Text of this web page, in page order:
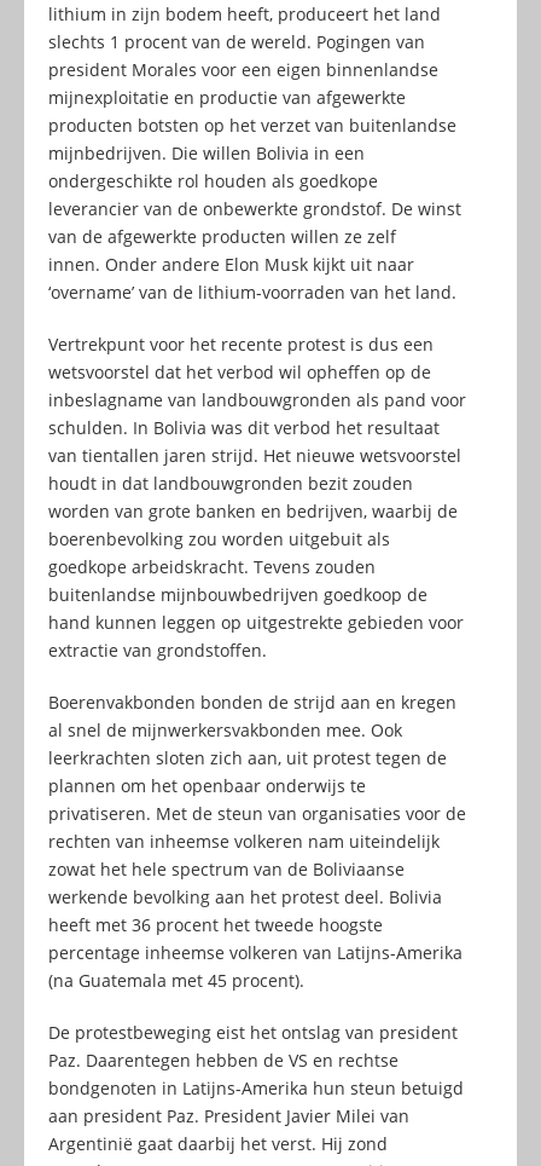
lithium in zijn bodem heeft, produceert het land
slechts 1 procent van de wereld. Pogingen van
president Morales voor een eigen binnenlandse
mijnexploitatie en productie van afgewerkte
producten botsten op het verzet van buitenlandse
mijnbedrijven. Die willen Bolivia in een
ondergeschikte rol houden als goedkope
leverancier van de onbewerkte grondstof. De winst
van de afgewerkte producten willen ze zelf
innen. Onder andere Elon Musk kijkt uit naar
‘overname’ van de lithium-voorraden van het land.
Vertrekpunt voor het recente protest is dus een
wetsvoorstel dat het verbod wil opheffen op de
inbeslagname van landbouwgronden als pand voor
schulden. In Bolivia was dit verbod het resultaat
van tientallen jaren strijd. Het nieuwe wetsvoorstel
houdt in dat landbouwgronden bezit zouden
worden van grote banken en bedrijven, waarbij de
boerenbevolking zou worden uitgebuit als
goedkope arbeidskracht. Tevens zouden
buitenlandse mijnbouwbedrijven goedkoop de
hand kunnen leggen op uitgestrekte gebieden voor
extractie van grondstoffen.
Boerenvakbonden bonden de strijd aan en kregen
al snel de mijnwerkersvakbonden mee. Ook
leerkrachten sloten zich aan, uit protest tegen de
plannen om het openbaar onderwijs te
privatiseren. Met de steun van organisaties voor de
rechten van inheemse volkeren nam uiteindelijk
zowat het hele spectrum van de Boliviaanse
werkende bevolking aan het protest deel. Bolivia
heeft met 36 procent het tweede hoogste
percentage inheemse volkeren van Latijns-Amerika
(na Guatemala met 45 procent).
De protestbeweging eist het ontslag van president
Paz. Daarentegen hebben de VS en rechtse
bondgenoten in Latijns-Amerika hun steun betuigd
aan president Paz. President Javier Milei van
Argentinië gaat daarbij het verst. Hij zond